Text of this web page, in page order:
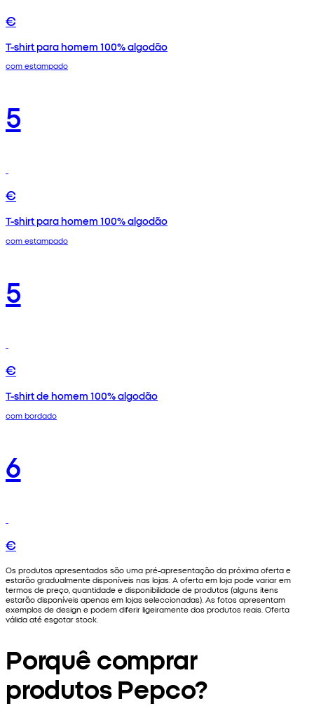
€
T-shirt para homem 100% algodão
com estampado
5
€
T-shirt para homem 100% algodão
com estampado
5
€
T-shirt de homem 100% algodão
com bordado
6
€
Os produtos apresentados são uma pré-apresentação da próxima oferta e
estarão gradualmente disponíveis nas lojas. A oferta em loja pode variar em
termos de preço, quantidade e disponibilidade de produtos (alguns itens
estarão disponíveis apenas em lojas seleccionadas). As fotos apresentam
exemplos de design e podem diferir ligeiramente dos produtos reais. Oferta
válida até esgotar stock.
Porquê comprar
produtos Pepco?